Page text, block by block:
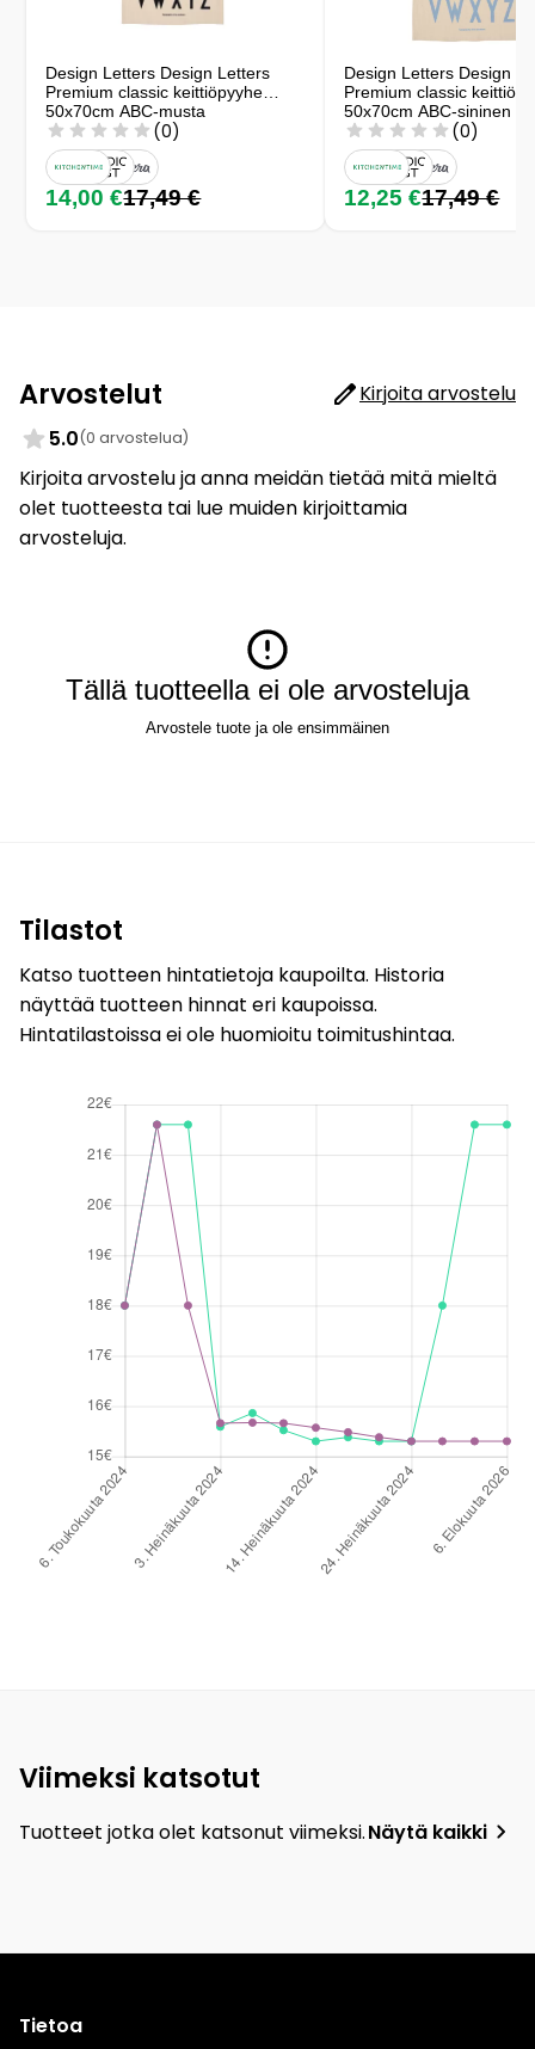
Design Letters Design Letters
Premium classic keittiöpyyhe
50x70cm ABC-musta
(0)
14,00 €17,49 €
Design Letters Design
Premium classic
50x70cm ABC-sininen
(0)
12,25 €17,49 €
Arvostelut
Kirjoita arvostelu
5.0(0 arvostelua)
Kirjoita arvostelu ja anna meidän tietää mitä mieltä
olet tuotteesta tai lue muiden kirjoittamia
arvosteluja.
Tällä tuotteella ei ole arvosteluja
Arvostele tuote ja ole ensimmäinen
Tilastot
Katso tuotteen hintatietoja kaupoilta. Historia
näyttää tuotteen hinnat eri kaupoissa.
Hintatilastoissa ei ole huomioitu toimitushintaa.
Viimeksi katsotut
Tuotteet jotka olet katsonut viimeksi.Näytä kaikki
Tietoa